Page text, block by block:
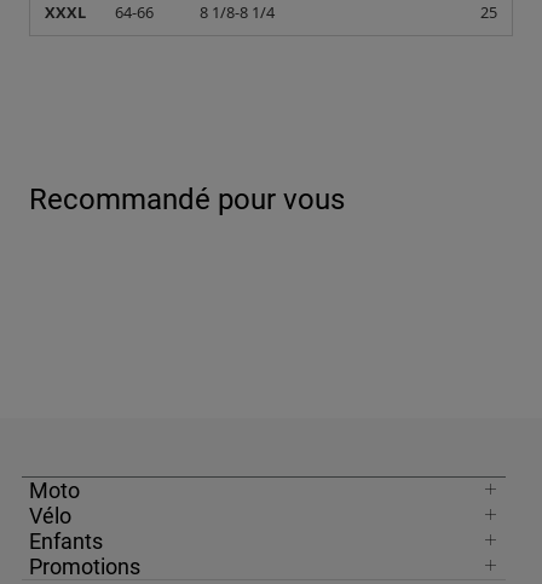
XXXL 64-66 8 1/8-8 1/4 25
Recommandé pour vous
Moto
Vélo
Enfants
Promotions